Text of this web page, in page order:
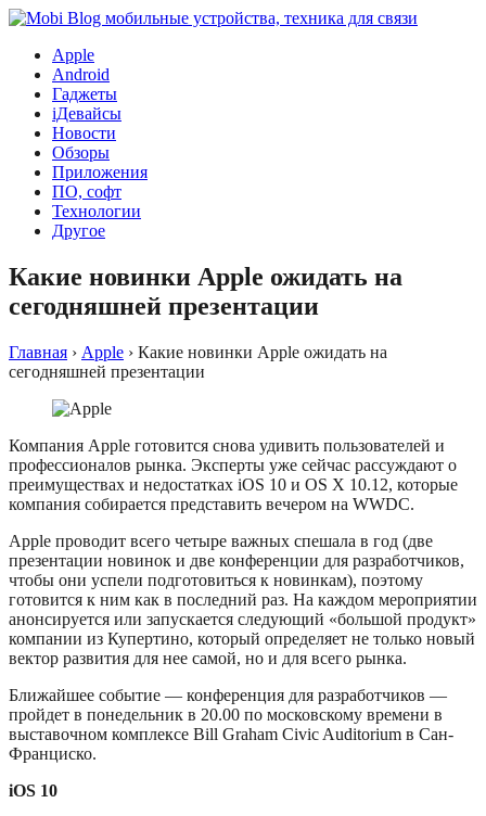
Apple
Android
Гаджеты
iДевайсы
Новости
Обзоры
Приложения
ПО, софт
Технологии
Другое
Какие новинки Apple ожидать на
сегодняшней презентации
Главная › Apple › Какие новинки Apple ожидать на
сегодняшней презентации
Компания Apple готовится снова удивить пользователей и
профессионалов рынка. Эксперты уже сейчас рассуждают о
преимуществах и недостатках iOS 10 и OS X 10.12, которые
компания собирается представить вечером на WWDC.
Apple проводит всего четыре важных спешала в год (две
презентации новинок и две конференции для разработчиков,
чтобы они успели подготовиться к новинкам), поэтому
готовится к ним как в последний раз. На каждом мероприятии
анонсируется или запускается следующий «большой продукт»
компании из Купертино, который определяет не только новый
вектор развития для нее самой, но и для всего рынка.
Ближайшее событие — конференция для разработчиков —
пройдет в понедельник в 20.00 по московскому времени в
выставочном комплексе Bill Graham Civic Auditorium в Сан-
Франциско.
iOS 10